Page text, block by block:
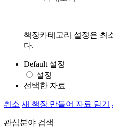
책장카테고리 설정은 최
다.
Default 설정
설정
선택한 자료
취소 새 책장 만들어 자료 담기
관심분야 검색